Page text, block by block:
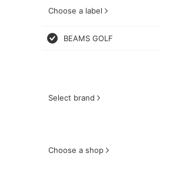
Choose a label
BEAMS GOLF
Select brand
Choose a shop